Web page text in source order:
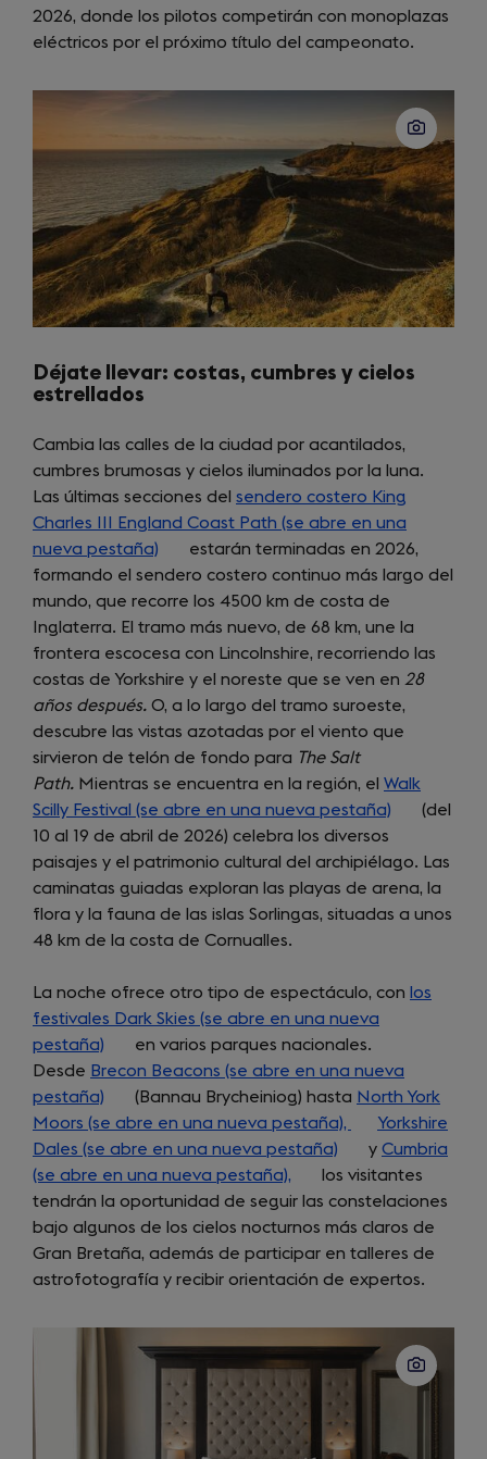
in
a
tab)
2026, donde los pilotos competirán con monoplazas
eléctricos por el próximo título del campeonato.
Déjate llevar: costas, cumbres y cielos
estrellados
Cambia las calles de la ciudad por acantilados,
cumbres brumosas y cielos iluminados por la luna.
Las últimas secciones del sendero costero King
Charles III England Coast Path (se abre en una
nueva pestaña) (opens
in
a
new
tab)
estarán terminadas en 2026,
formando el sendero costero continuo más largo del
mundo, que recorre los 4500 km de costa de
Inglaterra. El tramo más nuevo, de 68 km, une la
frontera escocesa con Lincolnshire, recorriendo las
costas de Yorkshire y el noreste que se ven en 28
años después. O, a lo largo del tramo suroeste,
descubre las vistas azotadas por el viento que
sirvieron de telón de fondo para The Salt
Path. Mientras se encuentra en la región, el Walk
Scilly Festival (se abre en una nueva pestaña) (opens
a
new
tab)
(del
10 al 19 de abril de 2026) celebra los diversos
paisajes y el patrimonio cultural del archipiélago. Las
caminatas guiadas exploran las playas de arena, la
flora y la fauna de las islas Sorlingas, situadas a unos
48 km de la costa de Cornualles.
La noche ofrece otro tipo de espectáculo, con los
festivales Dark Skies (se abre en una nueva
pestaña) (opens
in
new
tab)
en varios parques nacionales.
Desde Brecon Beacons (se abre en una nueva
pestaña) (opens
in
a
new
tab)
(Bannau Brycheiniog) hasta North York
Moors (se abre en una nueva pestaña),
(opens
a
new
tab)
Yorkshire
Dales (se abre en una nueva pestaña) (opens
in
a
new
tab)
y Cumbria
(se abre en una nueva pestaña), (opens
in
a
new
tab)
los visitantes
tendrán la oportunidad de seguir las constelaciones
bajo algunos de los cielos nocturnos más claros de
Gran Bretaña, además de participar en talleres de
astrofotografía y recibir orientación de expertos.